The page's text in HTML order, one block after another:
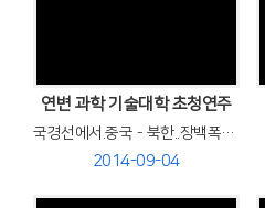
연변 과학 기술대학 초청연주
국경선에서.중국 - 북한..장백폭포 앞에서 단체 사진
2014-09-04